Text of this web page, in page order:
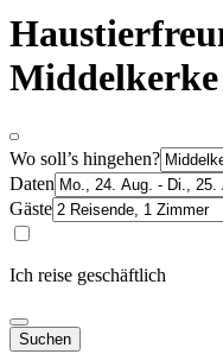
Middelkerke
Wo soll’s hingehen?
Daten
Gäste
Ich reise geschäftlich
Suchen